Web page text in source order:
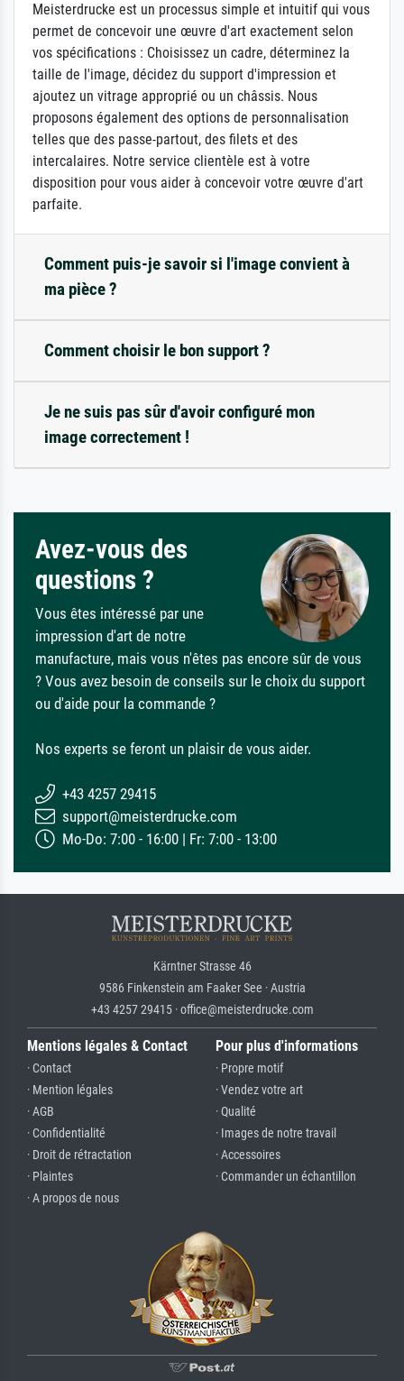
Meisterdrucke est un processus simple et intuitif qui vous
permet de concevoir une œuvre d'art exactement selon
vos spécifications : Choisissez un cadre, déterminez la
taille de l'image, décidez du support d'impression et
ajoutez un vitrage approprié ou un châssis. Nous
proposons également des options de personnalisation
telles que des passe-partout, des filets et des
intercalaires. Notre service clientèle est à votre
disposition pour vous aider à concevoir votre œuvre d'art
parfaite.
Comment puis-je savoir si l'image convient à
ma pièce ?
Comment choisir le bon support ?
Je ne suis pas sûr d'avoir configuré mon
image correctement !
Avez-vous des
questions ?
Vous êtes intéressé par une
impression d'art de notre
manufacture, mais vous n'êtes pas encore sûr de vous
? Vous avez besoin de conseils sur le choix du support
ou d'aide pour la commande ?
Nos experts se feront un plaisir de vous aider.
+43 4257 29415
support@meisterdrucke.com
Mo-Do: 7:00 - 16:00 | Fr: 7:00 - 13:00
Kärntner Strasse 46
9586 Finkenstein am Faaker See · Austria
+43 4257 29415 · office@meisterdrucke.com
Mentions légales & Contact
· Contact
· Mention légales
· AGB
· Confidentialité
· Droit de rétractation
· Plaintes
· A propos de nous
Pour plus d'informations
· Propre motif
· Vendez votre art
· Qualité
· Images de notre travail
· Accessoires
· Commander un échantillon